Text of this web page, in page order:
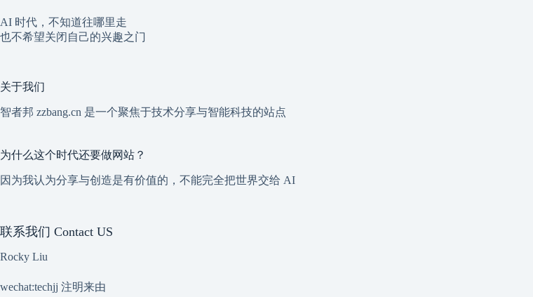
AI 时代，不知道往哪里走
也不希望关闭自己的兴趣之门
关于我们
智者邦 zzbang.cn 是一个聚焦于技术分享与智能科技的站点
为什么这个时代还要做网站？
因为我认为分享与创造是有价值的，不能完全把世界交给 AI
联系我们 Contact US
Rocky Liu
wechat:techjj 注明来由